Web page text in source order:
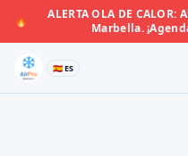
🔥
ALERTA OLA DE
Marbella.
🇪🇸 ES